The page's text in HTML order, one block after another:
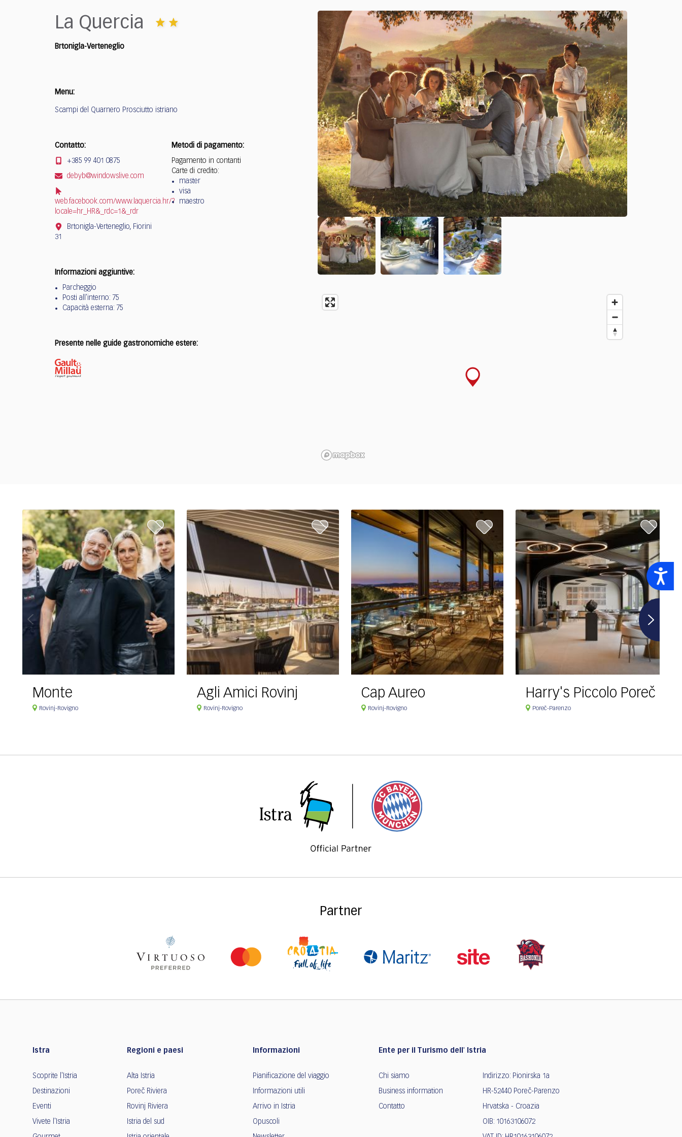
Accessibility
La Quercia
Brtonigla-Verteneglio
Menu:
Scampi del Quarnero Prosciutto istriano
Contatto:
+385 99 401 0875
debyb@windowslive.com
web.facebook.com/www.laquercia.hr/?
locale=hr_HR&_rdc=1&_rdr
Brtonigla-Verteneglio, Fiorini
31
Metodi di pagamento:
Pagamento in contanti
Carte di credito:
master
visa
maestro
Informazioni aggiuntive:
Parcheggio
Posti all'interno: 75
Capacità esterna: 75
Presente nelle guide gastronomiche estere:
Monte
Rovinj-Rovigno
Agli Amici Rovinj
Rovinj-Rovigno
Cap Aureo
Rovinj-Rovigno
Harry's Piccolo Poreč
Poreč-Parenzo
Partner
Istra
Scoprite l'Istria
Destinazioni
Eventi
Vivete l'Istria
Regioni e paesi
Alta Istria
Poreč Riviera
Rovinj Riviera
Istria del sud
Informazioni
Pianificazione del viaggio
Informazioni utili
Arrivo in Istria
Opuscoli
Ente per il Turismo dell' Istria
Chi siamo
Business information
Contatto
Indirizzo: Pionirska 1a
HR-52440 Poreč-Parenzo
Hrvatska - Croazia
OIB: 10163106072